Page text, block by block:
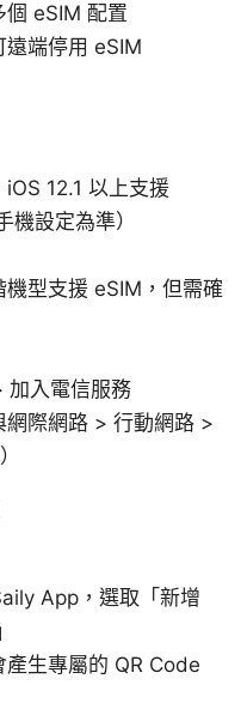
個 eSIM 配置
遠端停用 eSIM
12.1 以上支援
機設定為準）
型支援 eSIM，但需確
加入電信服務
際網路 > 行動網路 >
App，選取「新增
生專屬的 QR Code